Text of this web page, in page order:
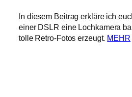
In diesem Beitrag erkläre ich
einer DSLR eine Lochkamera
tolle Retro-Fotos erzeugt. MEHR